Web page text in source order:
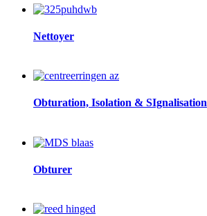
Image
Nettoyer
Image
Obturation, Isolation & SIgnalisation
Image
Obturer
Image